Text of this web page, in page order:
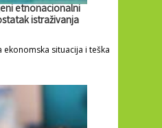
etnonacionalni
istraživanja
ekonomska situacija i teška